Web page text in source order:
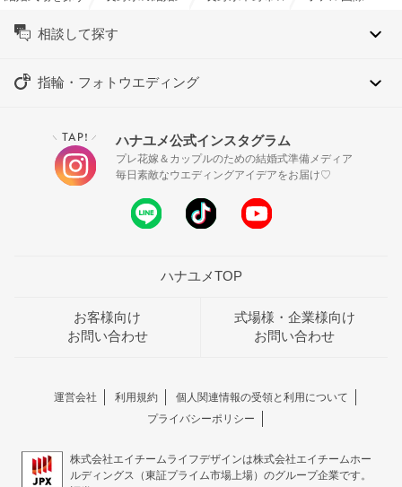
相談して探す
指輪・フォトウエディング
＼ TAP! ／ ハナユメ公式インスタグラム
プレ花嫁＆カップルのための結婚式準備メディア
毎日素敵なウエディングアイデアをお届け♡
ハナユメTOP
お客様向け
お問い合わせ
式場様・企業様向け
お問い合わせ
運営会社 利用規約
個人関連情報の受領と利用について
プライバシーポリシー
株式会社エイチームライフデザインは株式会社エイチームホー
ルディングス（東証プライム市場上場）のグループ企業です。